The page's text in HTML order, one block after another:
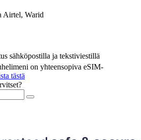
Airtel, Warid
sähköpostilla ja tekstiviestillä
on yhteensopiva eSIM-
tästä